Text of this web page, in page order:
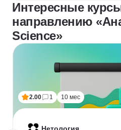
описать их.
Комментарий: Если вам
что то выучить в рамках
есть друзья из профессии
можно особо не изучать, то
причина учить, источник
ревьюверов и наставников,
вопросами.Однако если вы
много лишних знаний,
Интересные
направлению
Science»
2.00 1 10 мес